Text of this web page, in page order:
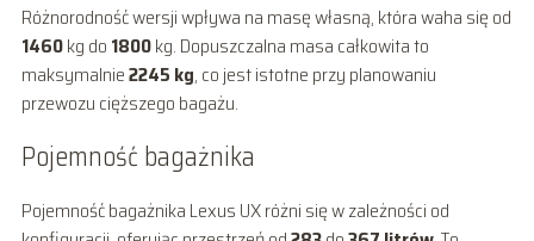
Różnorodność wersji wpływa na masę własną, która waha się od
1460kg do 1800kg. Dopuszczalna masa całkowita to
maksymalnie2245 kg, co jest istotne przy planowaniu
przewozu cięższego bagażu.
Pojemność bagażnika
Pojemność bagażnika Lexus UX różni się w zależności od